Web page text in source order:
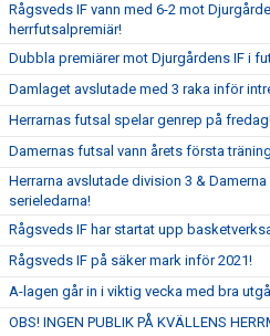
Rågsveds IF vann med 6-2 mot
herrfutsalpremiär!
Dubbla premiärer mot Djurgårdens IF i
Damlaget avslutade med 3 raka inför
Herrarnas futsal spelar genrep på
Damernas futsal vann årets första
Herrarna avslutade division 3 &
serieledarna!
Rågsveds IF har startat upp
Rågsveds IF på säker mark inför 2021!
A-lagen går in i viktig vecka med bra
OBS! INGEN PUBLIK PÅ KVÄLLENS